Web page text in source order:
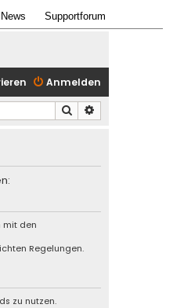
News Supportforum
Anmelden
Suche
mit den
Regelungen.
zu nutzen.